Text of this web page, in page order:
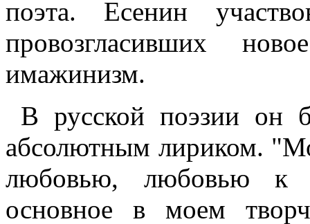
поэта. Есенин
провозгласивших
имажинизм.
В русской поэзии он
абсолютным лириком.
любовью, любовью к
основное в моем